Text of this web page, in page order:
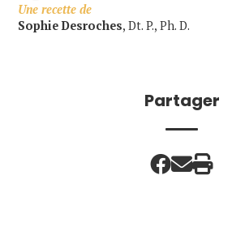
Une recette de
Sophie Desroches, Dt. P., Ph. D.
Partager